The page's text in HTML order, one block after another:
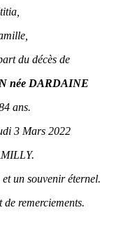
du décès de
née DARDAINE
ans.
3 Mars 2022
un souvenir éternel.
remerciements.